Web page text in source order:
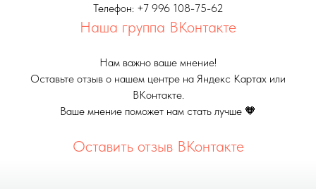
Телефон: +7 996 108-75-62
Наша группа ВКонтакте
Нам важно ваше мнение!
Оставьте отзыв о нашем центре на Яндекс Картах или
ВКонтакте.
Ваше мнение поможет нам стать лучше 🧡
Оставить отзыв ВКонтакте